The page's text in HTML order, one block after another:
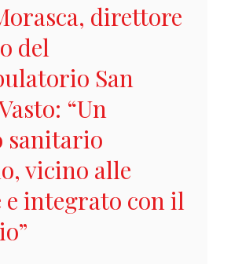
direttore
del
San
“Un
sanitario
vicino alle
e integrato con il